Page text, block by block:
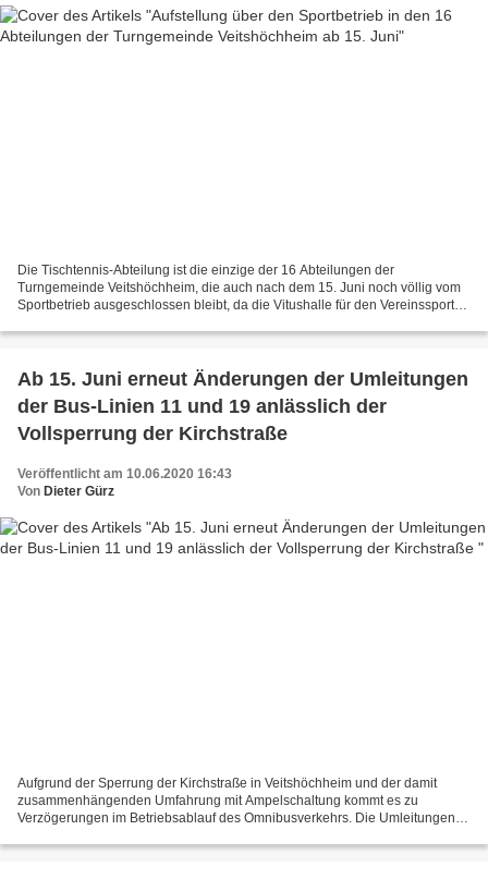
Die Tischtennis-Abteilung ist die einzige der 16 Abteilungen der
Turngemeinde Veitshöchheim, die auch nach dem 15. Juni noch völlig vom
Sportbetrieb ausgeschlossen bleibt, da die Vitushalle für den Vereinssport
Ab 15. Juni erneut Änderungen der Umleitungen
der Bus-Linien 11 und 19 anlässlich der
Vollsperrung der Kirchstraße
Veröffentlicht am 10.06.2020 16:43
Von Dieter Gürz
Aufgrund der Sperrung der Kirchstraße in Veitshöchheim und der damit
zusammenhängenden Umfahrung mit Ampelschaltung kommt es zu
Verzögerungen im Betriebsablauf des Omnibusverkehrs. Die Umleitungen